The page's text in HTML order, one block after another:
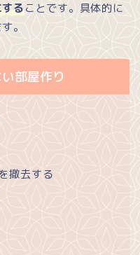
ることです。具体的に
。
部屋作り
撤去する